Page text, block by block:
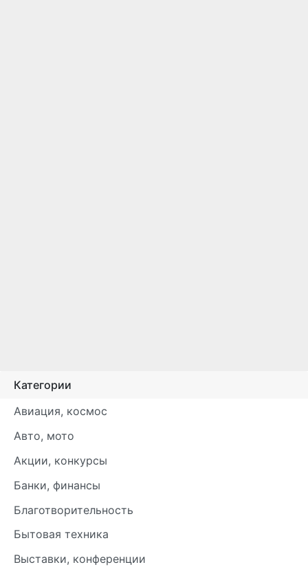
Категории
Авиация, космос
Авто, мото
Акции, конкурсы
Банки, финансы
Благотворительность
Бытовая техника
Выставки, конференции